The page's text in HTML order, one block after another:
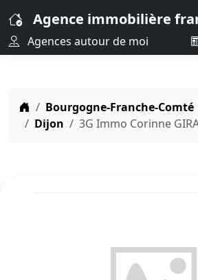
Agence immobilière
Agences autour de moi
Bourgogne-Franche-Comté
Dijon
3G Immo Corinne